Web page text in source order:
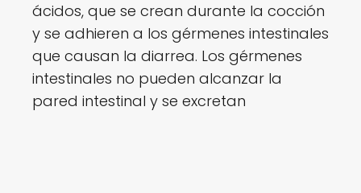
ácidos, que se crean durante la cocción
y se adhieren a los gérmenes intestinales
que causan la diarrea. Los gérmenes
intestinales no pueden alcanzar la
pared intestinal y se excretan